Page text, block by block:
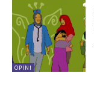
OPINI